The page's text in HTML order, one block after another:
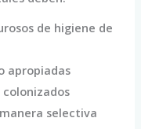
de higiene de
apropiadas
selectiva